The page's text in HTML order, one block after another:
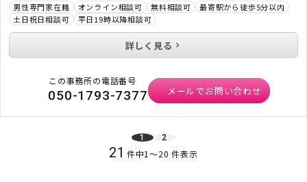
男性専門家在籍 オンライン相談可 無料相談可
最寄駅から徒歩5分以内
土日祝日相談可
平日19時以降相談可
詳しく見る
この事務所の電話番号
050-1793-7377 メールでお問い合わせ
1 2
21 件中1〜20 件表示